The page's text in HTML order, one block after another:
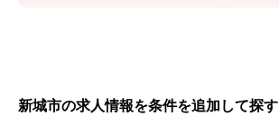
新城市の求人情報を条件を追加して探す